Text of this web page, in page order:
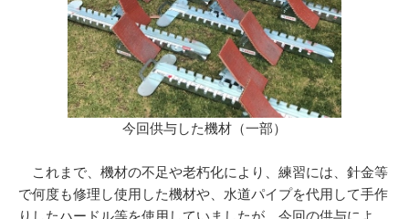
今回供与した機材（一部）
これまで、機材の不足や老朽化により、練習には、針金等
で何度も修理し使用した機材や、水道パイプを代用して手作